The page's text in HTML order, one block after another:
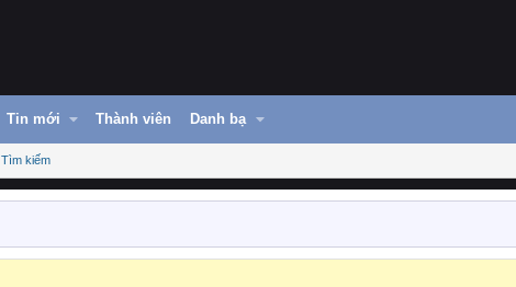
Tin mới Thành viên Danh bạ
Tìm kiếm